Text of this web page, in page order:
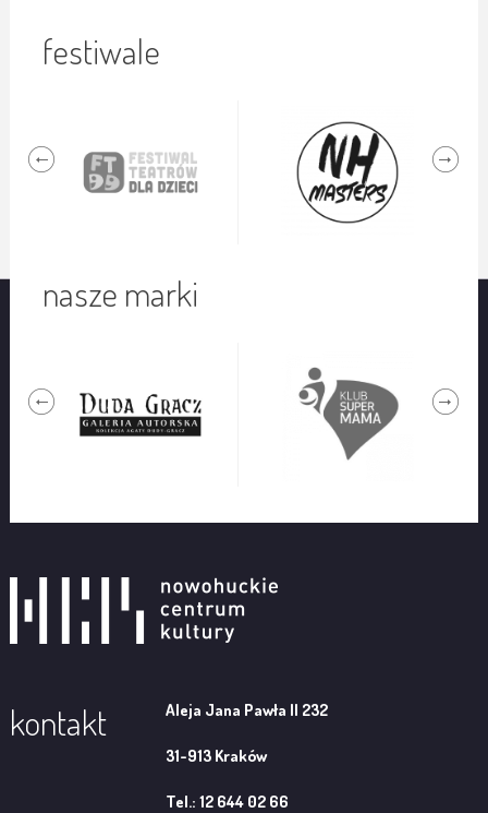
festiwale
nasze marki
kontakt Aleja Jana Pawła II 232
31-913 Kraków
Tel.: 12 644 02 66